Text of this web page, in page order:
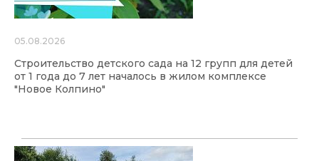
05.08.2026
Строительство детского сада на 12 групп для детей
от 1 года до 7 лет началось в жилом комплексе
"Новое Колпино"